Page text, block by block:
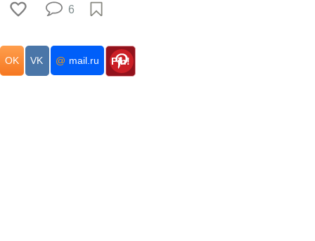
6
OK VK @ mail.ru Pin!